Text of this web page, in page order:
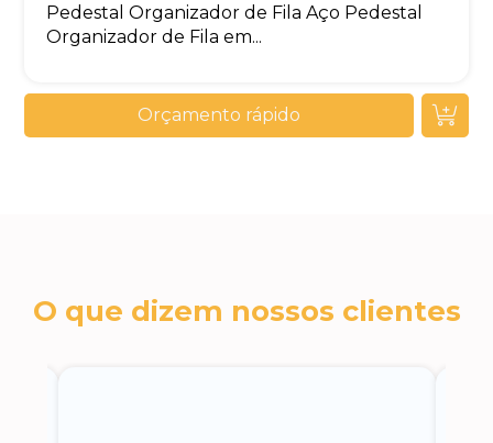
Pedestal Organizador de Fila Aço Pedestal
Organizador de Fila em...
Orçamento rápido
O que dizem nossos clientes